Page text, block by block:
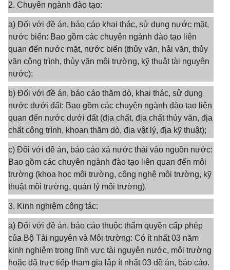
2. Chuyên ngành đào tạo:
a) Đối với đề án, báo cáo khai thác, sử dụng nước mặt,
nước biển: Bao gồm các chuyên ngành đào tạo liên
quan đến nước mặt, nước biển (thủy văn, hải văn, thủy
văn công trình, thủy văn môi trường, kỹ thuật tài nguyên
nước);
b) Đối với đề án, báo cáo thăm dò, khai thác, sử dụng
nước dưới đất: Bao gồm các chuyên ngành đào tạo liên
quan đến nước dưới đất (địa chất, địa chất thủy văn, địa
chất công trình, khoan thăm dò, địa vật lý, địa kỹ thuật);
c) Đối với đề án, báo cáo xả nước thải vào nguồn nước:
Bao gồm các chuyên ngành đào tạo liên quan đến môi
trường (khoa học môi trường, công nghệ môi trường, kỹ
thuật môi trường, quản lý môi trường).
3. Kinh nghiệm công tác:
a) Đối với đề án, báo cáo thuộc thẩm quyền cấp phép
của Bộ Tài nguyên và Môi trường: Có ít nhất 03 năm
kinh nghiệm trong lĩnh vực tài nguyên nước, môi trường
hoặc đã trực tiếp tham gia lập ít nhất 03 đề án, báo cáo.